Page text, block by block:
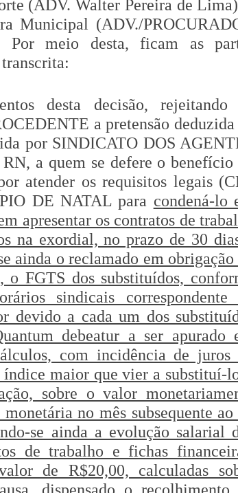
(ADV. Walter Pereira de
Municipal (ADV./
Por meio desta, ficam as
desta decisão, rejeitando
a pretensão deduzida
por SINDICATO DOS
a quem se defere o benefício
atender os requisitos legais
DE NATAL para condená-lo
apresentar os contratos de
na exordial, no prazo de 30
ainda o reclamado em obrigação
o FGTS dos substituídos,
sindicais correspondente
devido a cada um dos
debeatur a ser apurado
com incidência de juros
maior que vier a substituí-
sobre o valor
no mês subsequente ao
se ainda a evolução salarial
de trabalho e fichas
de R$20,00, calculadas